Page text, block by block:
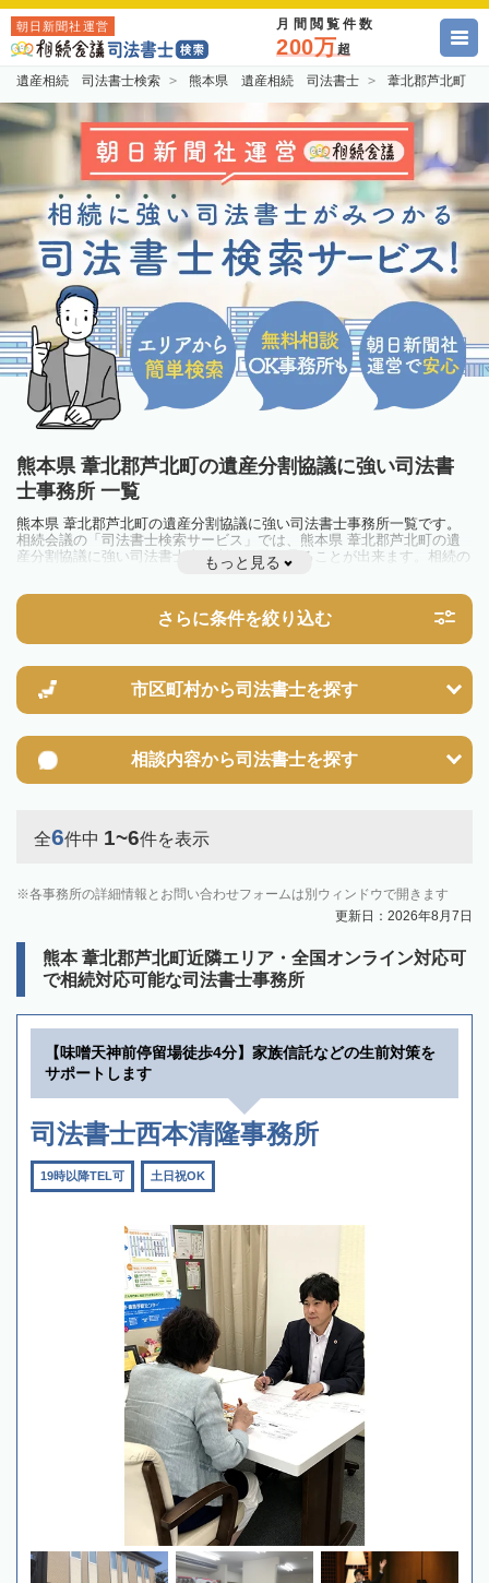
朝日新聞社運営 月間閲覧件数
200万超
遺産相続 司法書士検索 熊本県 遺産相続 司法書士 葦北郡芦北町
熊本県 葦北郡芦北町の遺産分割協議に強い司法書
士事務所 一覧
熊本県 葦北郡芦北町の遺産分割協議に強い司法書士事務所一覧です。
相続会議の「司法書士検索サービス」では、熊本県 葦北郡芦北町の遺
産分割協議に強い司法書士事務所を一覧で見ることが出来ます。相続の
トラブルやお悩みを抱えている方は一度近隣の司法書士に相談してみま
もっと見る
さらに条件を絞り込む
市区町村から司法書士を探す
相談内容から司法書士を探す
全6件中 1~6件を表示
各事務所の詳細情報とお問い合わせフォームは別ウィンドウで開きます
更新日：2026年8月7日
熊本 葦北郡芦北町近隣エリア・全国オンライン対応可
で相続対応可能な司法書士事務所
【味噌天神前停留場徒歩4分】家族信託などの生前対策を
サポートします
司法書士西本清隆事務所
19時以降TEL可 土日祝OK